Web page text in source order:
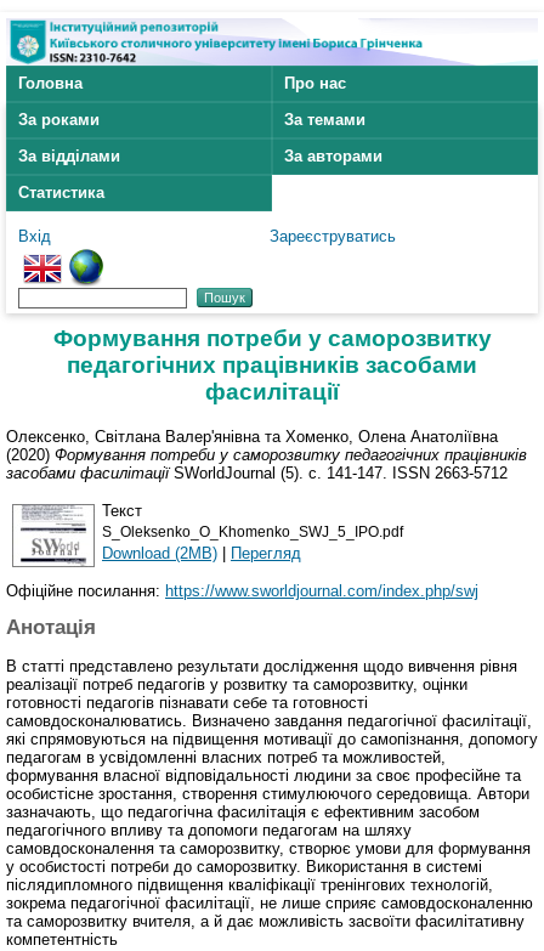
Головна
Про нас
За роками
За темами
За відділами
За авторами
Статистика
Вхід Зареєструватись
Формування потреби у саморозвитку
педагогічних працівників засобами
фасилітації
Олексенко, Світлана Валер'янівна та Хоменко, Олена Анатоліївна
(2020) Формування потреби у саморозвитку педагогічних працівників
засобами фасилітаціїSWorldJournal (5). с. 141-147. ISSN 2663-5712
Текст
S_Oleksenko_O_Khomenko_SWJ_5_IPO.pdf
Download (2MB) | Перегляд
Офіційне посилання: https://www.sworldjournal.com/index.php/swj
Анотація
В статті представлено результати дослідження щодо вивчення рівня
реалізації потреб педагогів у розвитку та саморозвитку, оцінки
готовності педагогів пізнавати себе та готовності
самовдосконалюватись. Визначено завдання педагогічної фасилітації,
які спрямовуються на підвищення мотивації до самопізнання, допомогу
педагогам в усвідомленні власних потреб та можливостей,
формування власної відповідальності людини за своє професійне та
особистісне зростання, створення стимулюючого середовища. Автори
зазначають, що педагогічна фасилітація є ефективним засобом
педагогічного впливу та допомоги педагогам на шляху
самовдосконалення та саморозвитку, створює умови для формування
у особистості потреби до саморозвитку. Використання в системі
післядипломного підвищення кваліфікації тренінгових технологій,
зокрема педагогічної фасилітації, не лише сприяє самовдосконаленню
та саморозвитку вчителя, а й дає можливість засвоїти фасилітативну
компетентність